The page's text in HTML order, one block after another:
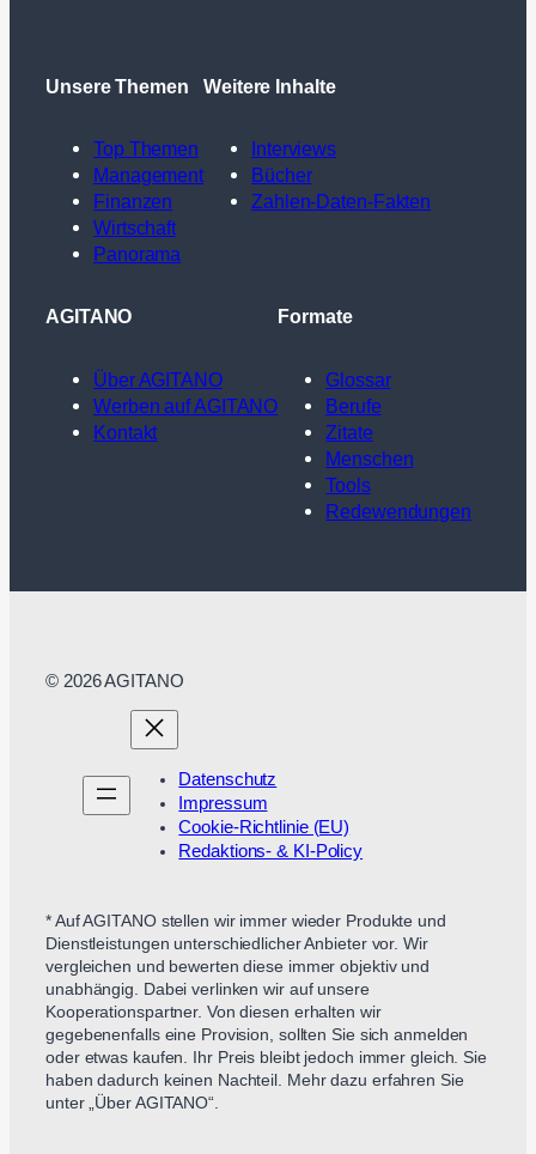
Unsere Themen
Top Themen
Management
Finanzen
Wirtschaft
Panorama
Weitere Inhalte
Interviews
Bücher
Zahlen-Daten-Fakten
AGITANO
Über AGITANO
Werben auf AGITANO
Kontakt
Formate
Glossar
Berufe
Zitate
Menschen
Tools
Redewendungen
© 2026 AGITANO
Datenschutz
Impressum
Cookie-Richtlinie (EU)
Redaktions- & KI-Policy
* Auf AGITANO stellen wir immer wieder Produkte und
Dienstleistungen unterschiedlicher Anbieter vor. Wir
vergleichen und bewerten diese immer objektiv und
unabhängig. Dabei verlinken wir auf unsere
Kooperationspartner. Von diesen erhalten wir
gegebenenfalls eine Provision, sollten Sie sich anmelden
oder etwas kaufen. Ihr Preis bleibt jedoch immer gleich. Sie
haben dadurch keinen Nachteil. Mehr dazu erfahren Sie
unter „Über AGITANO“.